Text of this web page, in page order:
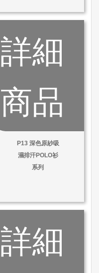
詳細
商品
P13 深色原紗吸
濕排汗POLO衫
系列
詳細